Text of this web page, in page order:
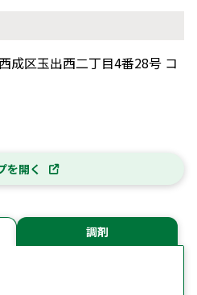
成区玉出西二丁目4番28号 コ
を開く
調剤